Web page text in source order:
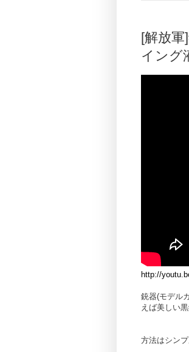
[解放
イング
http://
銃器(モデル
えば美しい
方法はシン